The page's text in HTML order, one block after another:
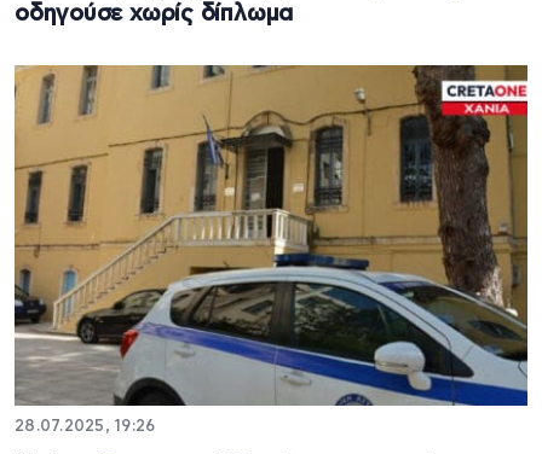
οδηγούσε χωρίς δίπλωμα
28.07.2025, 19:26